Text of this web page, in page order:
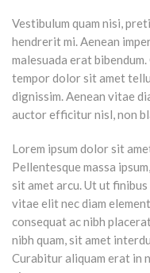
Vestibulum quam nisi,
hendrerit mi. Aenean
malesuada erat bibendum.
tempor dolor sit amet
dignissim. Aenean vitae
auctor efficitur nisl, non
Lorem ipsum dolor sit
Pellentesque massa
sit amet arcu. Ut ut
vitae elit nec diam
consequat ac nibh
nibh quam, sit amet
Curabitur aliquam erat in